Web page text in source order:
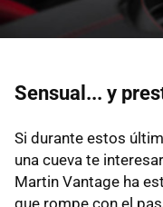
Sensual... y
Si durante estos
una cueva te
Martin Vantage ha
que rompe con el